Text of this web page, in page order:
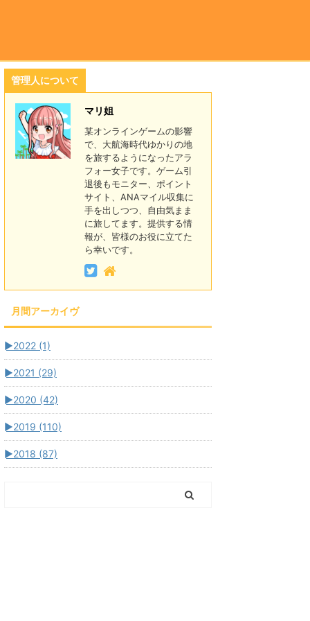
管理人について
マリ姐
某オンラインゲームの影響
で、大航海時代ゆかりの地
を旅するようになったアラ
フォー女子です。ゲーム引
退後もモニター、ポイント
サイト、ANAマイル収集に
手を出しつつ、自由気まま
に旅してます。提供する情
報が、皆様のお役に立てた
ら幸いです。
月間アーカイヴ
►2022 (1)
►2021 (29)
►2020 (42)
►2019 (110)
►2018 (87)